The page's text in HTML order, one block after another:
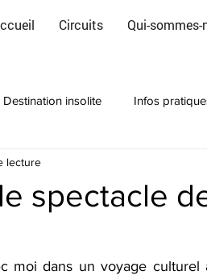
Circuits Qui-sommes-
Destination insolite Infos
spectacle
lecture
moi dans un voyage